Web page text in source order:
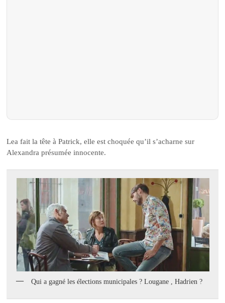
Lea fait la tête à Patrick, elle est choquée qu’il s’acharne sur
Alexandra présumée innocente.
Qui a gagné les élections municipales ? Lougane , Hadrien ?